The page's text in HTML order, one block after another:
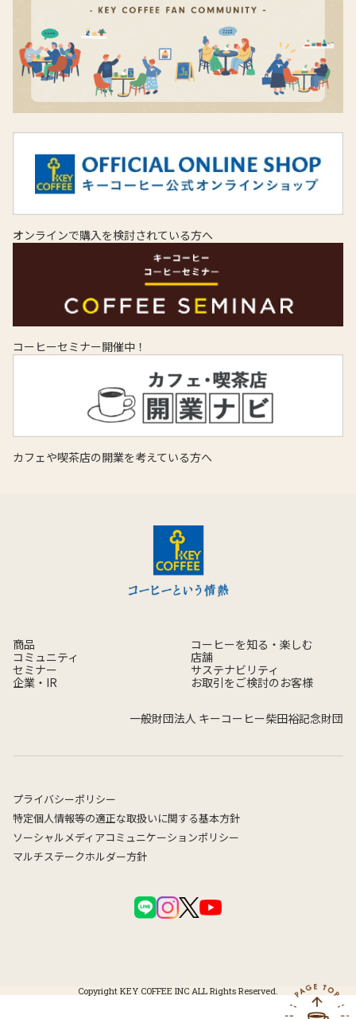
オンラインで購入を検討されている方へ
コーヒーセミナー開催中！
カフェや喫茶店の開業を考えている方へ
商品
コーヒーを知る・楽しむ
コミュニティ
店舗
セミナー
サステナビリティ
企業・IR
お取引をご検討のお客様
一般財団法人 キーコーヒー柴田裕記念財団
プライバシーポリシー
特定個人情報等の適正な取扱いに関する基本方針
ソーシャルメディアコミュニケーションポリシー
マルチステークホルダー方針
Copyright KEY COFFEE INC ALL Rights Reserved.